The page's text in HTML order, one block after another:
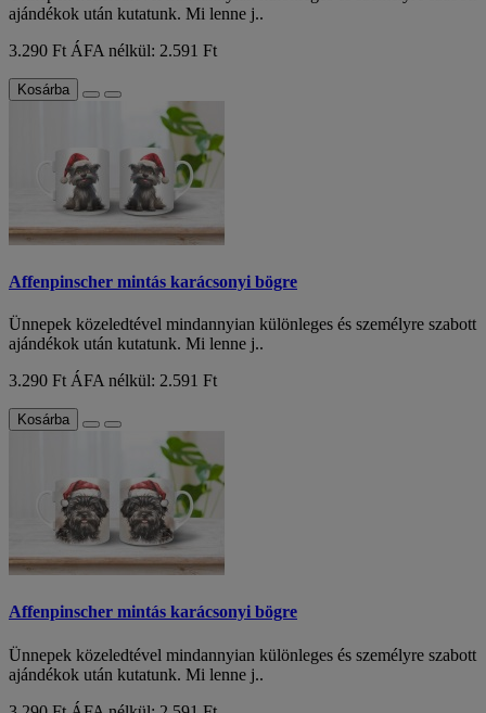
ajándékok után kutatunk. Mi lenne j..
3.290 Ft ÁFA nélkül: 2.591 Ft
Kosárba
Affenpinscher mintás karácsonyi bögre
Ünnepek közeledtével mindannyian különleges és személyre szabott
ajándékok után kutatunk. Mi lenne j..
3.290 Ft ÁFA nélkül: 2.591 Ft
Kosárba
Affenpinscher mintás karácsonyi bögre
Ünnepek közeledtével mindannyian különleges és személyre szabott
ajándékok után kutatunk. Mi lenne j..